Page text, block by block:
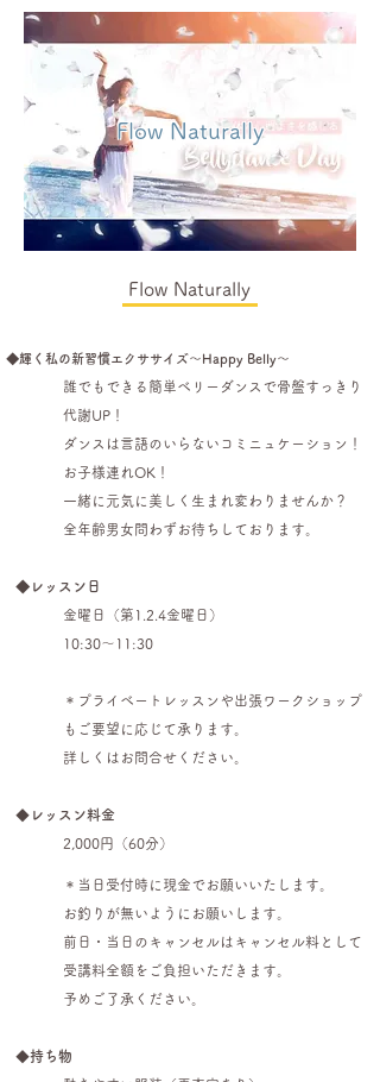
Flow Naturally
Flow Naturally
◆輝く私の新習慣エクササイズ〜Happy Belly〜
誰でもできる簡単ベリーダンスで骨盤すっきり
代謝UP！
ダンスは言語のいらないコミニュケーション！
お子様連れOK！
一緒に元気に美しく生まれ変わりませんか？
全年齢男女問わずお待ちしております。
◆レッスン日
金曜日（第1.2.4金曜日）
10:30〜11:30
＊プライベートレッスンや出張ワークショップ
もご要望に応じて承ります。
詳しくはお問合せください。
◆ レッスン料金
2,000円（60分）
＊当日受付時に現金でお願いいたします。
お釣りが無いようにお願いします。
前日・当日のキャンセルはキャンセル料として
受講料全額をご負担いただきます。
予めご了承ください。
◆持ち物